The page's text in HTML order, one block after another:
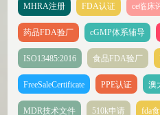
MHRA注册 FDA认证 ce临床
药品FDA验厂 cGMP体系辅导
ISO13485:2016 食品FDA验厂
FreeSaleCertificate PPE认证 澳
MDR技术文件 510k申请 fda